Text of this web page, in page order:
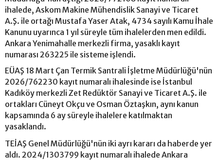
ihalede, Askom Makine Mühendislik Sanayi ve Ticaret
A.Ş. ile ortağı Mustafa Yaser Atak, 4734 sayılı Kamu İhale
Kanunu uyarınca 1 yıl süreyle tüm ihalelerden men edildi.
Ankara Yenimahalle merkezli firma, yasaklı kayıt
numarası 263225 ile sisteme işlendi.
EÜAŞ 18 Mart Çan Termik Santrali İşletme Müdürlüğü'nün
2026/762230 kayıt numaralı ihalesinde ise İstanbul
Kadıköy merkezli Zet Redüktör Sanayi ve Ticaret A.Ş. ile
ortakları Cüneyt Okçu ve Osman Öztaşkın, aynı kanun
kapsamında 6 ay süreyle ihalelere katılmaktan
yasaklandı.
TEİAŞ Genel Müdürlüğü'nün iki ayrı kararı da haberde yer
aldı. 2024/1303799 kayıt numaralı ihalede Ankara